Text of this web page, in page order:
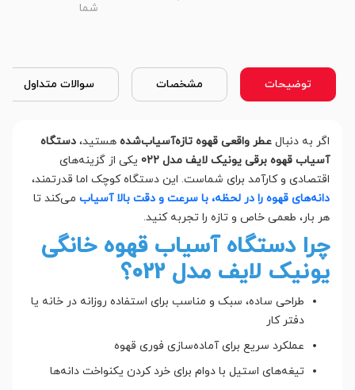
شما
توضیحات مشخصات سوالات متداول
اگر به دنبال عطر واقعی قهوه تازه‌آسیاب‌شده هستید، دستگاه
آسیاب قهوه برقی یونیک لایف مدل 022
یکی از گزینه‌های
اقتصادی و کارآمد برای شماست. این دستگاه کوچک اما قدرتمند،
دانه‌های قهوه را در لحظه، با سرعت و دقت بالا آسیاب می‌کند تا
هر بار، طعمی خاص و تازه را تجربه کنید.
چرا دستگاه آسیاب قهوه خانگی
یونیک لایف مدل 022؟
طراحی ساده، سبک و مناسب برای استفاده روزانه در خانه یا
دفتر کار
عملکرد سریع برای آماده‌سازی فوری قهوه
تیغه‌های استیل با دوام برای خرد کردن یکنواخت دانه‌ها